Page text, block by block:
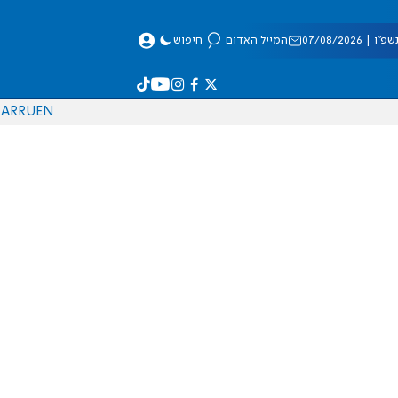
08/2026 המייל האדום חיפוש
EN
RU
AR